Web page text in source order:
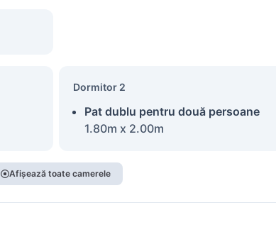
Dormitor 2
Pat dublu pentru două persoane
1.80m x 2.00m
Afișează toate camerele